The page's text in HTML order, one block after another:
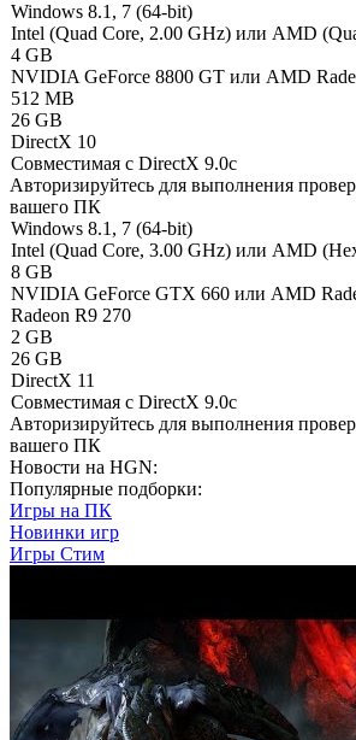
Windows 8.1, 7 (64-bit)
Intel (Quad Core, 2.00 GHz) или AMD
4 GB
NVIDIA GeForce 8800 GT или AMD
512 MB
26 GB
DirectX 10
Совместимая с DirectX 9.0c
Авторизируйтесь для выполнения
вашего ПК
Windows 8.1, 7 (64-bit)
Intel (Quad Core, 3.00 GHz) или AMD
8 GB
NVIDIA GeForce GTX 660 или AMD
Radeon R9 270
2 GB
26 GB
DirectX 11
Совместимая с DirectX 9.0c
Авторизируйтесь для выполнения
вашего ПК
Новости на HGN:
Популярные подборки:
Игры на ПК
Новинки игр
Игры Стим